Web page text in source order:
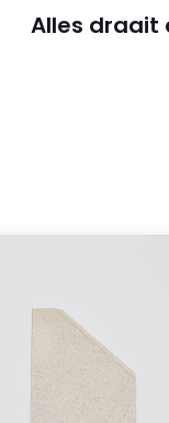
Alles draait